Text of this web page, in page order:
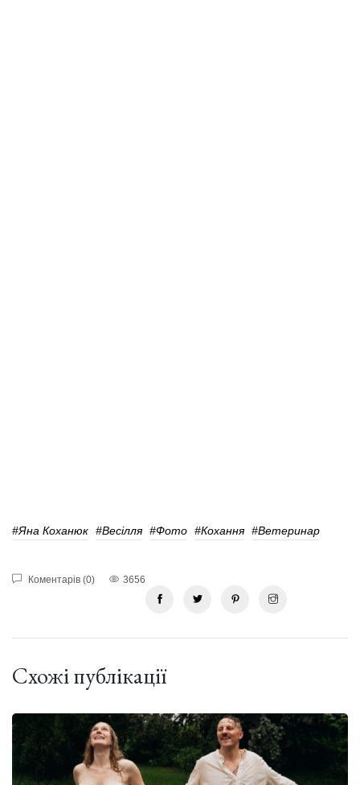
#Яна Коханюк #весілля #фото #кохання #Ветеринар
Коментарів (0) 3656
Схожі публікації